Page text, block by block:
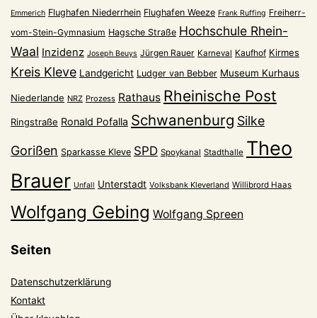
Emmerich Flughafen Niederrhein Flughafen Weeze Frank Ruffing Freiherr-
vom-Stein-Gymnasium Hagsche Straße Hochschule Rhein-
Waal Inzidenz Joseph Beuys Jürgen Rauer Karneval Kaufhof Kirmes
Kreis Kleve Landgericht Ludger van Bebber Museum Kurhaus
Niederlande NRZ Prozess Rathaus Rheinische Post
Ringstraße Ronald Pofalla Schwanenburg Silke
Gorißen Sparkasse Kleve SPD Spoykanal Stadthalle Theo
Brauer Unfall Unterstadt Volksbank Kleverland Willibrord Haas
Wolfgang Gebing Wolfgang Spreen
Seiten
Datenschutzerklärung
Kontakt